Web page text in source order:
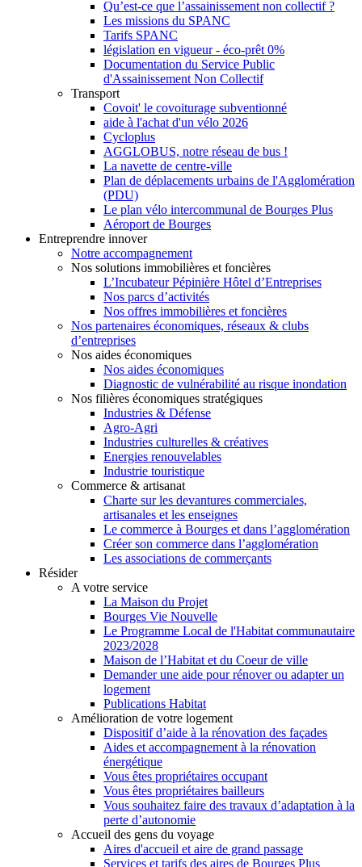
Qu’est-ce que l’assainissement non collectif ?
Les missions du SPANC
Tarifs SPANC
législation en vigueur - éco-prêt 0%
Documentation du Service Public
d'Assainissement Non Collectif
Transport
Covoit' le covoiturage subventionné
aide à l'achat d'un vélo 2026
Cycloplus
AGGLOBUS, notre réseau de bus !
La navette de centre-ville
Plan de déplacements urbains de l'Agglomération
(PDU)
Le plan vélo intercommunal de Bourges Plus
Aéroport de Bourges
Entreprendre innover
Notre accompagnement
Nos solutions immobilières et foncières
L’Incubateur Pépinière Hôtel d’Entreprises
Nos parcs d’activités
Nos offres immobilières et foncières
Nos partenaires économiques, réseaux & clubs
d’entreprises
Nos aides économiques
Nos aides économiques
Diagnostic de vulnérabilité au risque inondation
Nos filières économiques stratégiques
Industries & Défense
Agro-Agri
Industries culturelles & créatives
Energies renouvelables
Industrie touristique
Commerce & artisanat
Charte sur les devantures commerciales,
artisanales et les enseignes
Le commerce à Bourges et dans l’agglomération
Créer son commerce dans l’agglomération
Les associations de commerçants
Résider
A votre service
La Maison du Projet
Bourges Vie Nouvelle
Le Programme Local de l'Habitat communautaire
2023/2028
Maison de l’Habitat et du Coeur de ville
Demander une aide pour rénover ou adapter un
logement
Publications Habitat
Amélioration de votre logement
Dispositif d’aide à la rénovation des façades
Aides et accompagnement à la rénovation
énergétique
Vous êtes propriétaires occupant
Vous êtes propriétaires bailleurs
Vous souhaitez faire des travaux d’adaptation à la
perte d’autonomie
Accueil des gens du voyage
Aires d'accueil et aire de grand passage
Services et tarifs des aires de Bourges Plus